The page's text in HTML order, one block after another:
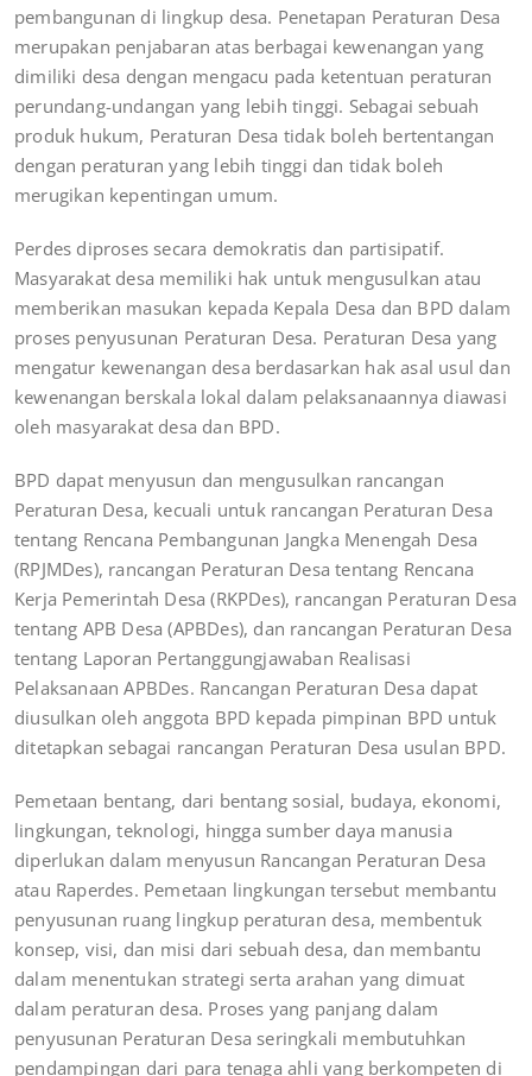
pembangunan di lingkup desa. Penetapan Peraturan Desa
merupakan penjabaran atas berbagai kewenangan yang
dimiliki desa dengan mengacu pada ketentuan peraturan
perundang-undangan yang lebih tinggi. Sebagai sebuah
produk hukum, Peraturan Desa tidak boleh bertentangan
dengan peraturan yang lebih tinggi dan tidak boleh
merugikan kepentingan umum.
Perdes diproses secara demokratis dan partisipatif.
Masyarakat desa memiliki hak untuk mengusulkan atau
memberikan masukan kepada Kepala Desa dan BPD dalam
proses penyusunan Peraturan Desa. Peraturan Desa yang
mengatur kewenangan desa berdasarkan hak asal usul dan
kewenangan berskala lokal dalam pelaksanaannya diawasi
oleh masyarakat desa dan BPD.
BPD dapat menyusun dan mengusulkan rancangan
Peraturan Desa, kecuali untuk rancangan Peraturan Desa
tentang Rencana Pembangunan Jangka Menengah Desa
(RPJMDes), rancangan Peraturan Desa tentang Rencana
Kerja Pemerintah Desa (RKPDes), rancangan Peraturan Desa
tentang APB Desa (APBDes), dan rancangan Peraturan Desa
tentang Laporan Pertanggungjawaban Realisasi
Pelaksanaan APBDes. Rancangan Peraturan Desa dapat
diusulkan oleh anggota BPD kepada pimpinan BPD untuk
ditetapkan sebagai rancangan Peraturan Desa usulan BPD.
Pemetaan bentang, dari bentang sosial, budaya, ekonomi,
lingkungan, teknologi, hingga sumber daya manusia
diperlukan dalam menyusun Rancangan Peraturan Desa
atau Raperdes. Pemetaan lingkungan tersebut membantu
penyusunan ruang lingkup peraturan desa, membentuk
konsep, visi, dan misi dari sebuah desa, dan membantu
dalam menentukan strategi serta arahan yang dimuat
dalam peraturan desa. Proses yang panjang dalam
penyusunan Peraturan Desa seringkali membutuhkan
pendampingan dari para tenaga ahli yang berkompeten di